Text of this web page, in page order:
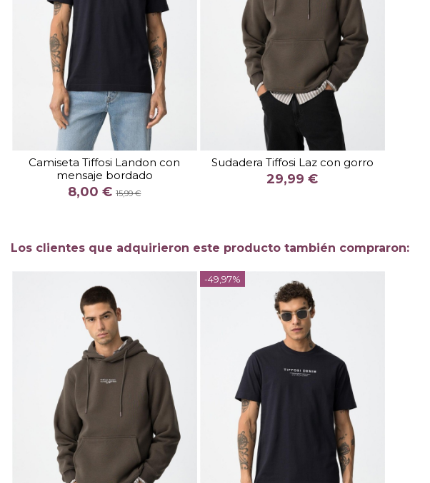
Camiseta Tiffosi Landon con
mensaje bordado
8,00 €15,99 €
TALLA
COLOR
Sudadera Tiffosi Laz con gorro
29,99 €
TALLA
XXL
COLOR
Los clientes que adquirieron este producto también compraron:
-49,97%